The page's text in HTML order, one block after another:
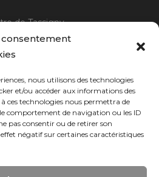
nous utilisons des technologies
et/ou accéder aux informations des
ces technologies nous permettra de
comportement de navigation ou les ID
pas consentir ou de retirer son
négatif sur certaines caractéristiques
de Tassigny
vous.